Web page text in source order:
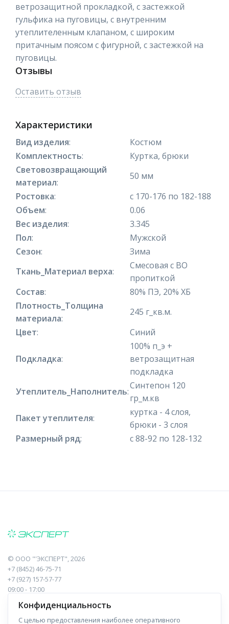
ветрозащитной прокладкой, с застежкой
гульфика на пуговицы, с внутренним
утеплителенным клапаном, с широким
притачным поясом с фигурной, с застежкой на
пуговицы.
Отзывы
Оставить отзыв
Характеристики
Вид изделия:
Костюм
Комплектность:
Куртка, брюки
Световозвращающий
материал:
50 мм
Ростовка:
с 170-176 по 182-188
Объем:
0.06
Вес изделия:
3.345
Пол:
Мужской
Сезон:
Зима
Ткань_Материал верха:
Смесовая с ВО
пропиткой
Состав:
80% ПЭ, 20% ХБ
Плотность_Толщина
материала:
245 г_кв.м.
Цвет: Синий
Подкладка:
100% п_э +
ветрозащитная
подкладка
Утеплитель_Наполнитель:
Синтепон 120
гр_м.кв
Пакет утеплителя:
куртка - 4 слоя,
брюки - 3 слоя
Размерный ряд: с 88-92 по 128-132
© ООО "'ЭКСПЕРТ" , 2026
+7 (8452) 46-75-71
+7 (927) 157-57-77
09:00 - 17:00
Конфиденциальность
С целью предоставления наиболее оперативного